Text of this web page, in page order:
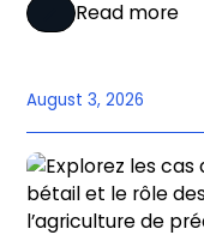
Read more
August 3, 2026